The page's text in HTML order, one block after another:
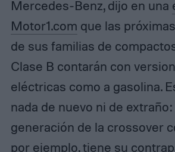
Mercedes-Benz, dijo en una
Motor1.com que las
de sus familias de
Clase B contarán con
eléctricas como a gasolina.
nada de nuevo ni de
generación de la crossover
por ejemplo, tiene su